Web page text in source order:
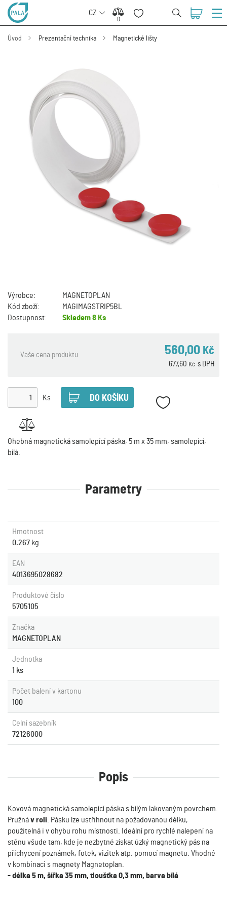
CZ
0
0
Úvod Prezentační technika Magnetické lišty
Výrobce:
MAGNETOPLAN
Kód zboží:
MAGIMAGSTRIP5BL
Dostupnost:
Skladem8 Ks
Vaše cena produktu 560,00 Kč
s DPH
677,60 Kč
Ks
Ohebná magnetická samolepící páska, 5 m x 35 mm, samolepící,
bílá.
Parametry
Hmotnost
0.267 kg
EAN
4013695028682
Produktové číslo
5705105
Značka
MAGNETOPLAN
Jednotka
1 ks
Počet balení v kartonu
100
Celní sazebník
72126000
Popis
Kovová magnetická samolepící páska s bílým lakovaným povrchem.
Pružnáv roli . Pásku lze ustřihnout na požadovanou délku,
použitelná i v ohybu rohu místnosti. Ideální pro rychlé nalepení na
stěnu všude tam, kde je nezbytné získat úzký magnetický pás na
přichycení poznámek, fotek, vizitek atp. pomocí magnetu. Vhodné
v kombinaci s magnety Magnetoplan.
- délka 5 m, šířka 35 mm, tloušťka 0,3 mm, barva bílá